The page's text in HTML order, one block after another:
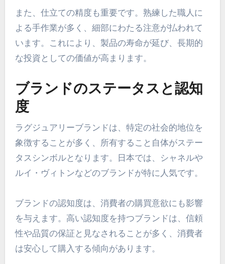
また、仕立ての精度も重要です。熟練した職人に
よる手作業が多く、細部にわたる注意が払われて
います。これにより、製品の寿命が延び、長期的
な投資としての価値が高まります。
ブランドのステータスと認知
度
ラグジュアリーブランドは、特定の社会的地位を
象徴することが多く、所有すること自体がステー
タスシンボルとなります。日本では、シャネルや
ルイ・ヴィトンなどのブランドが特に人気です。
ブランドの認知度は、消費者の購買意欲にも影響
を与えます。高い認知度を持つブランドは、信頼
性や品質の保証と見なされることが多く、消費者
は安心して購入する傾向があります。